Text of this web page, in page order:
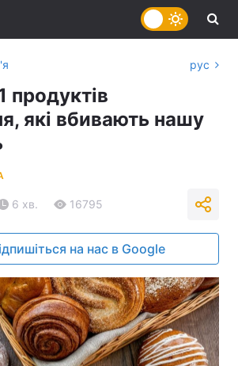
рус
продуктів
які вбивають нашу
6 хв. 16795
на нас в Google